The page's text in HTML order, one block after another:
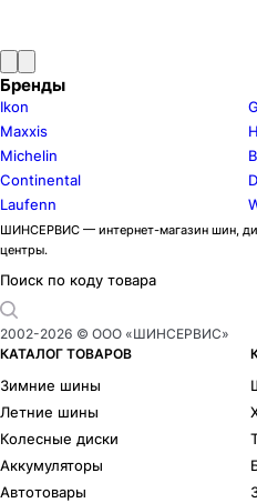
Бренды
Ikon
Maxxis
Michelin
Continental
Laufenn
ШИНСЕРВИС — интернет-магазин шин,
центры.
Поиск по коду товара
2002-2026 © ООО «ШИНСЕРВИС»
КАТАЛОГ ТОВАРОВ
Зимние шины
Летние шины
Колесные диски
Аккумуляторы
Автотовары